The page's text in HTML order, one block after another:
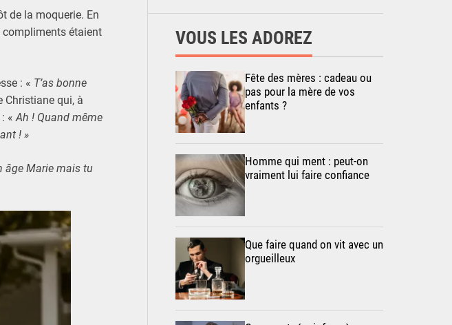
de la moquerie. En
compliments étaient
: « T’as bonne
Christiane qui, à
« Ah ! Quand même
! »
âge Marie mais tu
VOUS LES ADOREZ
Fête des mères : cadeau ou
pas pour la mère de vos
enfants ?
Homme qui ment : peut-on
vraiment lui faire confiance
Que faire quand on vit avec un
orgueilleux